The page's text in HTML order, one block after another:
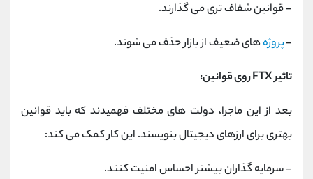
- قوانین شفاف ‌تری می‌ گذارند.
-پروژه‌های ضعیف از بازار حذف می ‌شوند.
تاثیر FTX روی قوانین:
بعد از این ماجرا، دولت ‌های مختلف فهمیدند که باید قوانین
بهتری برای ارزهای دیجیتال بنویسند. این کار کمک می کند:
- سرمایه گذاران بیشتر احساس امنیت کنند.